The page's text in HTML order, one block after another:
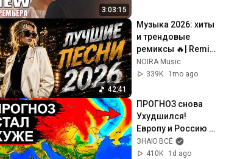
3:03:15
42:41
Музыка 2026: хиты
и трендовые
ремиксы 🔥| Remix
2026 #хит
#лучшиепесни
NOIRA Music
339K
1mo ago
ПРОГНОЗ снова
Ухудшился!
Европу и Россию
ждут резкие
перемены. Новый
ЗНАЮ ВСЁ
410K
1d ago